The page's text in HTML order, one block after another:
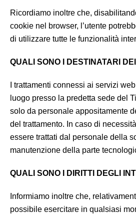
Ricordiamo inoltre che,
cookie nel browser, l’utente
di utilizzare tutte le funzionalità
QUALI SONO I DESTINATARI
I trattamenti connessi ai servizi
luogo presso la predetta sede del
solo da personale appositamente
del trattamento. In caso di
essere trattati dal personale della
manutenzione della parte
QUALI SONO I DIRITTI DEGLI
Informiamo inoltre che,
possibile esercitare in qualsiasi